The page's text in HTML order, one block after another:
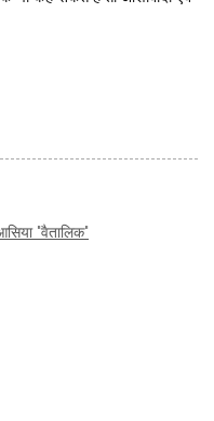
"वैतालिक"